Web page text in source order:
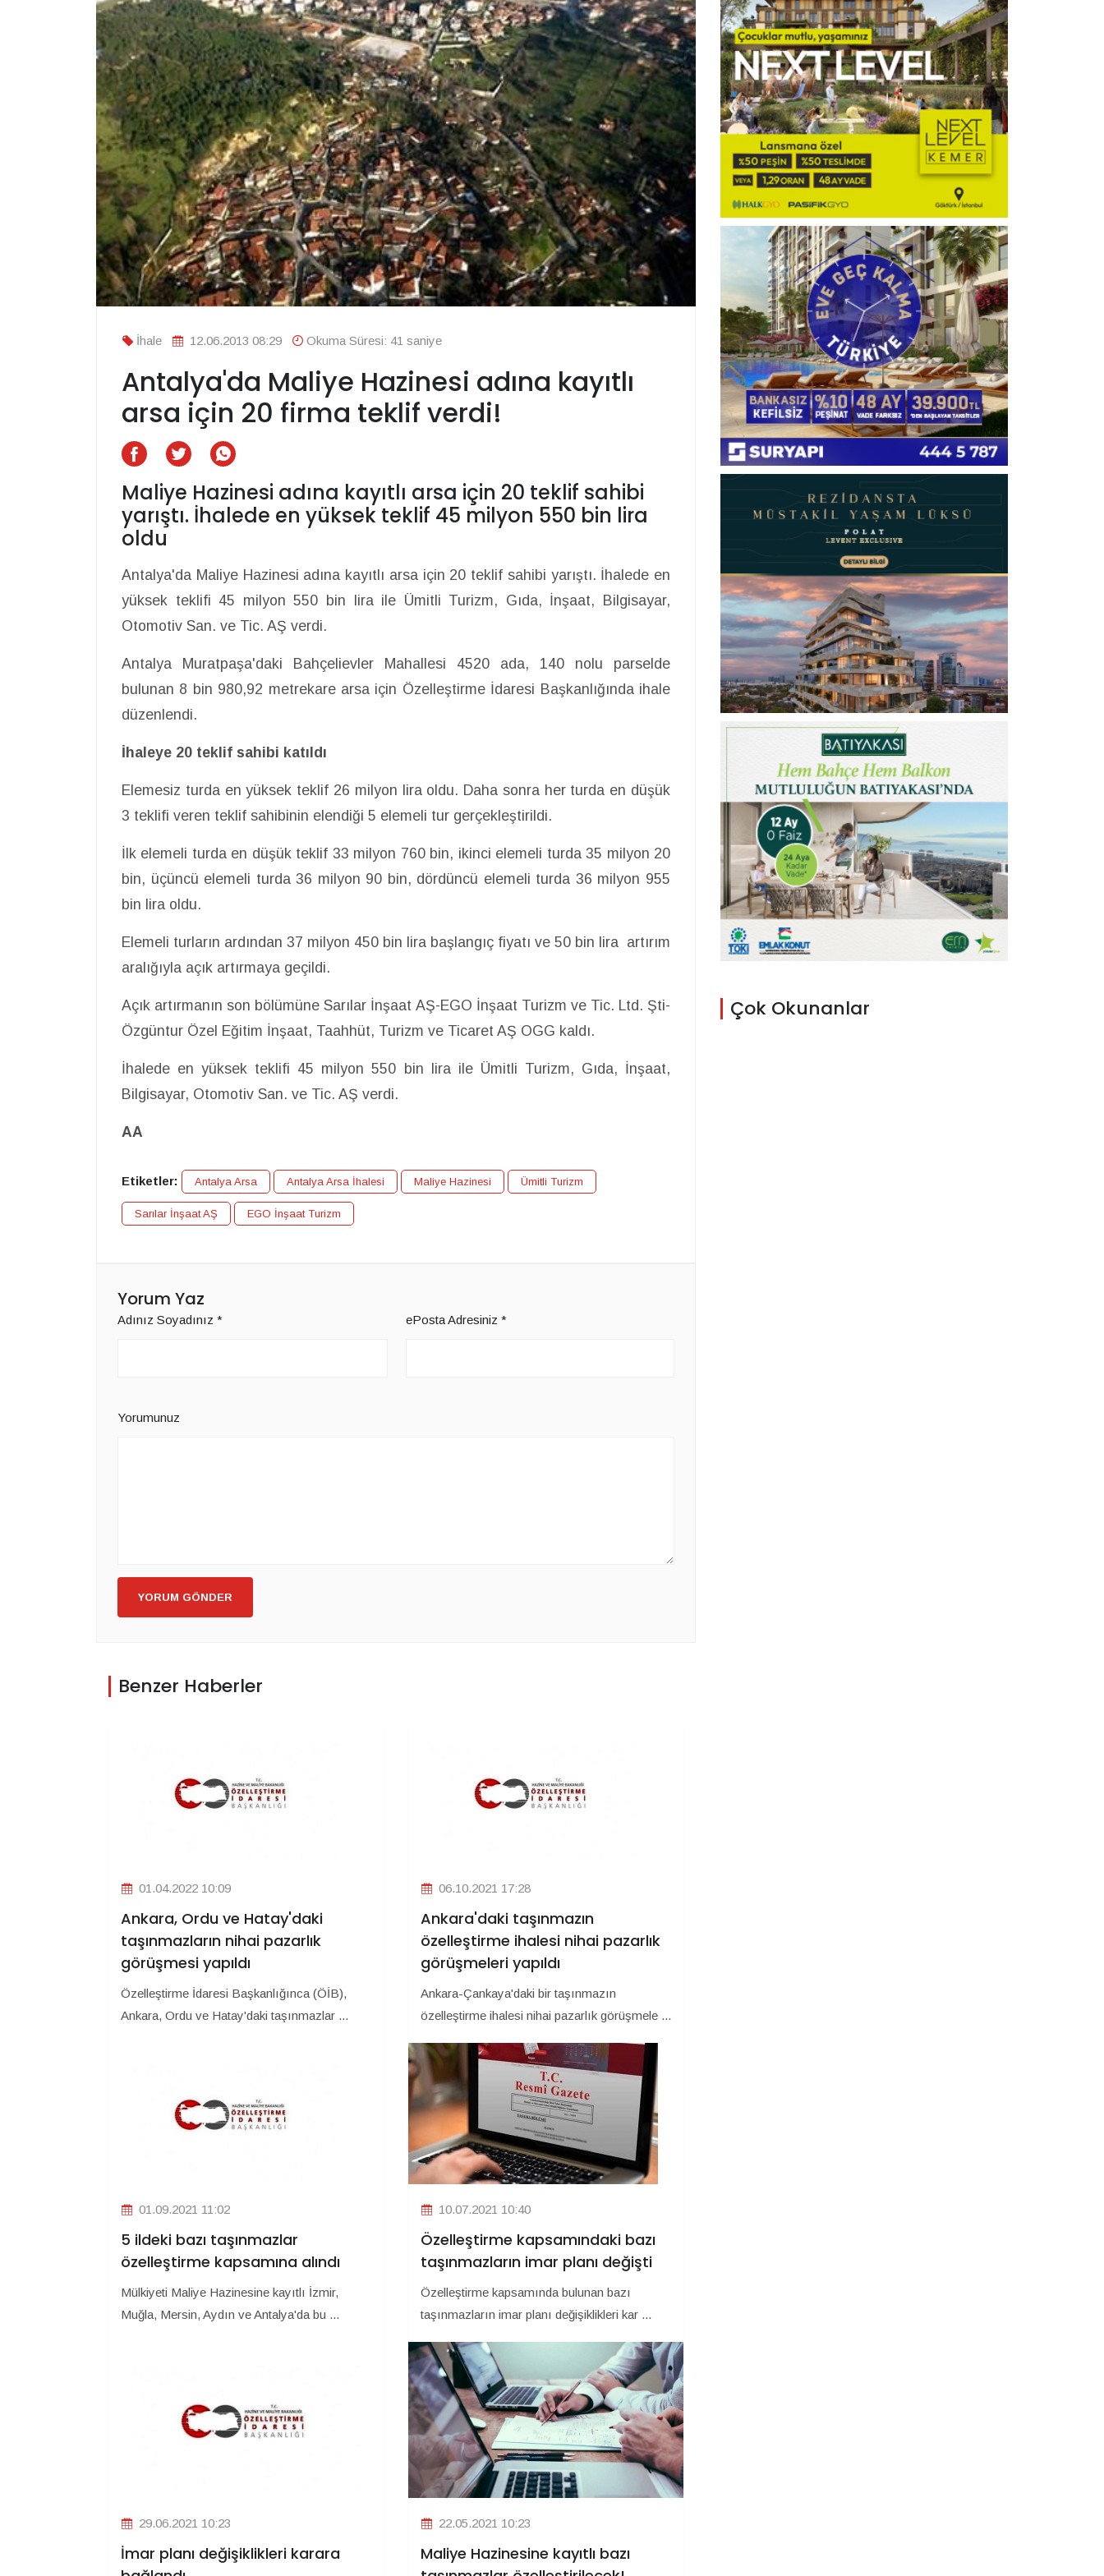
İhale 12.06.2013 08:29 Okuma Süresi: 41 saniye
Antalya'da Maliye Hazinesi adına kayıtlı
arsa için 20 firma teklif verdi!
Maliye Hazinesi adına kayıtlı arsa için 20 teklif sahibi
yarıştı. İhalede en yüksek teklif 45 milyon 550 bin lira
oldu
Antalya'da Maliye Hazinesi adına kayıtlı arsa için 20 teklif sahibi yarıştı. İhalede en
yüksek teklifi 45 milyon 550 bin lira ile Ümitli Turizm, Gıda, İnşaat, Bilgisayar,
Otomotiv San. ve Tic. AŞ verdi.
Antalya Muratpaşa'daki Bahçelievler Mahallesi 4520 ada, 140 nolu parselde
bulunan 8 bin 980,92 metrekare arsa için Özelleştirme İdaresi Başkanlığında ihale
düzenlendi.
İhaleye 20 teklif sahibi katıldı
Elemesiz turda en yüksek teklif 26 milyon lira oldu. Daha sonra her turda en düşük
3 teklifi veren teklif sahibinin elendiği 5 elemeli tur gerçekleştirildi.
İlk elemeli turda en düşük teklif 33 milyon 760 bin, ikinci elemeli turda 35 milyon 20
bin, üçüncü elemeli turda 36 milyon 90 bin, dördüncü elemeli turda 36 milyon 955
bin lira oldu.
Elemeli turların ardından 37 milyon 450 bin lira başlangıç fiyatı ve 50 bin lira artırım
aralığıyla açık artırmaya geçildi.
Açık artırmanın son bölümüne Sarılar İnşaat AŞ-EGO İnşaat Turizm ve Tic. Ltd. Şti-
Özgüntur Özel Eğitim İnşaat, Taahhüt, Turizm ve Ticaret AŞ OGG kaldı.
İhalede en yüksek teklifi 45 milyon 550 bin lira ile Ümitli Turizm, Gıda, İnşaat,
Bilgisayar, Otomotiv San. ve Tic. AŞ verdi.
AA
Etiketler: Antalya Arsa Antalya Arsa İhalesi Maliye Hazinesi Ümitli Turizm
Sarılar İnşaat AŞ EGO İnşaat Turizm
Yorum Yaz
Adınız Soyadınız * ePosta Adresiniz *
Yorumunuz
YORUM GÖNDER
Benzer Haberler
01.04.2022 10:09
Ankara, Ordu ve Hatay'daki
taşınmazların nihai pazarlık
görüşmesi yapıldı
Özelleştirme İdaresi Başkanlığınca (ÖİB),
Ankara, Ordu ve Hatay'daki taşınmazlar ...
06.10.2021 17:28
Ankara'daki taşınmazın
özelleştirme ihalesi nihai pazarlık
görüşmeleri yapıldı
Ankara-Çankaya'daki bir taşınmazın
özelleştirme ihalesi nihai pazarlık görüşmele ...
01.09.2021 11:02
5 ildeki bazı taşınmazlar
özelleştirme kapsamına alındı
Mülkiyeti Maliye Hazinesine kayıtlı İzmir,
Muğla, Mersin, Aydın ve Antalya'da bu ...
10.07.2021 10:40
Özelleştirme kapsamındaki bazı
taşınmazların imar planı değişti
Özelleştirme kapsamında bulunan bazı
taşınmazların imar planı değişiklikleri kar ...
29.06.2021 10:23
İmar planı değişiklikleri karara
22.05.2021 10:23
Maliye Hazinesine kayıtlı bazı
Çok Okunanlar